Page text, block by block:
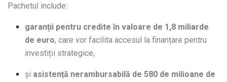
Pachetul include:
garanții pentru credite în valoare de 1,8 miliarde
de euro, care vor facilita accesul la finanțare pentru
investiții strategice,
și asistență nerambursabilă de 580 de milioane de